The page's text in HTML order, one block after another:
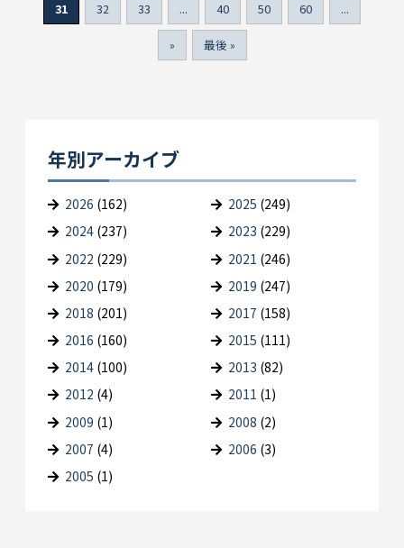
31 32 33 ... 40 50 60 ...
» 最後 »
年別アーカイブ
2026 (162) 2025 (249)
2024 (237) 2023 (229)
2022 (229) 2021 (246)
2020 (179) 2019 (247)
2018 (201) 2017 (158)
2016 (160) 2015 (111)
2014 (100) 2013 (82)
2012 (4) 2011 (1)
2009 (1) 2008 (2)
2007 (4) 2006 (3)
2005 (1)